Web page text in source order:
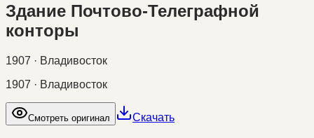
Здание Почтово-Телеграфной
конторы
1907 · Владивосток
1907 · Владивосток
Смотреть оригинал Скачать